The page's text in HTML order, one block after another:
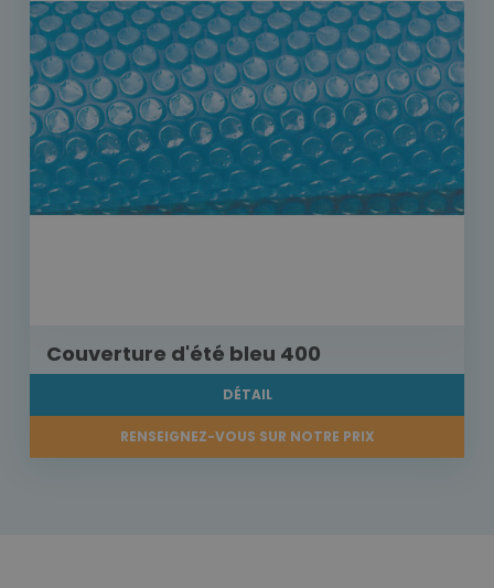
Couverture d'été bleu 400
DÉTAIL
RENSEIGNEZ-VOUS SUR NOTRE PRIX